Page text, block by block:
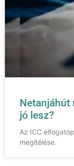
Netanjáhút
jó lesz?
Az ICC
megítélése.